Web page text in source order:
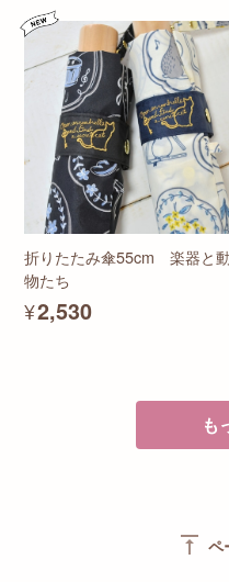
折りたたみ傘55cm 楽器と動
物たち
¥2,530
も
vertical_align_top ペ